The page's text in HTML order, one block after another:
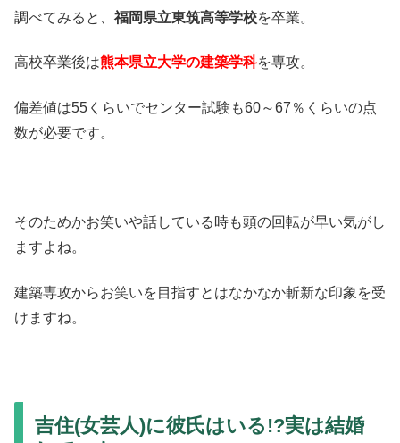
調べてみると、 福岡県立東筑高等学校を卒業。
高校卒業後は熊本県立大学の建築学科を専攻。
偏差値は55くらいでセンター試験も60～67％くらいの点
数が必要です。
そのためかお笑いや話している時も頭の回転が早い気がし
ますよね。
建築専攻からお笑いを目指すとはなかなか斬新な印象を受
けますね。
吉住(女芸人)に彼氏はいる!?実は結婚